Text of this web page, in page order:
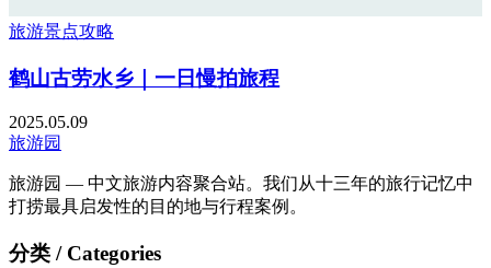
旅游景点攻略
鹤山古劳水乡｜一日慢拍旅程
2025.05.09
旅游园
旅游园 — 中文旅游内容聚合站。我们从十三年的旅行记忆中
打捞最具启发性的目的地与行程案例。
分类 / Categories